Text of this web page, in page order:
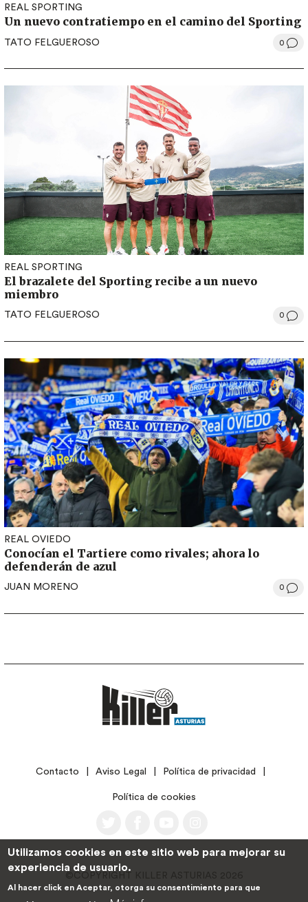
REAL SPORTING
Un nuevo contratiempo en el camino del Sporting
TATO FELGUEROSO 0
REAL SPORTING
El brazalete del Sporting recibe a un nuevo
miembro
TATO FELGUEROSO 0
REAL OVIEDO
Conocían el Tartiere como rivales; ahora lo
defenderán de azul
JUAN MORENO 0
LEGALContacto Aviso Legal Política de privacidad
Política de cookies
Utilizamos cookies en este sitio web para mejorar su
experiencia de usuario.
Al hacer click en Aceptar, otorga su consentimiento para que